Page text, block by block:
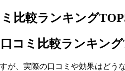
比較ランキング
コミ比較ランキン
が、実際の口コミや効果はど